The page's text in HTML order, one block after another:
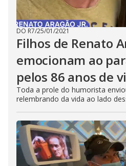
DO R7/25/01/2021
Filhos de Renato
emocionam ao
pelos 86 anos de
Toda a prole do humorista
relembrando da vida ao lado